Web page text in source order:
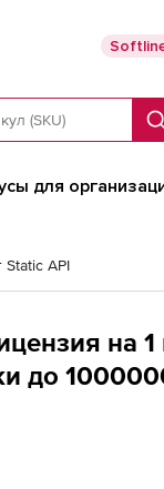
для
Static API
на 1
до